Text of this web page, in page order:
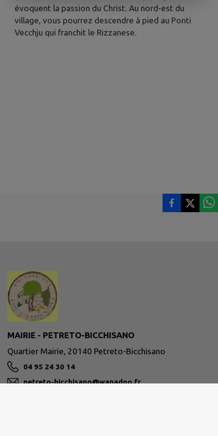
évoquent la passion du Christ. Au nord-est du
village, vous pourrez descendre à pied au Ponti
Vecchju qui franchit le Rizzanese.
MAIRIE - PETRETO-BICCHISANO
Quartier Mairie, 20140 Petreto-Bicchisano
04 95 24 30 14
petreto-bicchisano@wanadoo.fr